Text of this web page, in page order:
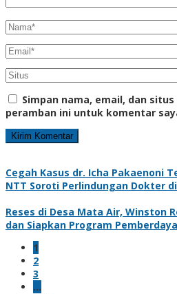
Simpan nama, email, dan
peramban ini untuk komentar
Cegah Kasus dr. Icha Pakaenoni
NTT Soroti Perlindungan Dokter di
Reses di Desa Mata Air, Winston
dan Siapkan Program
1
2
3
…